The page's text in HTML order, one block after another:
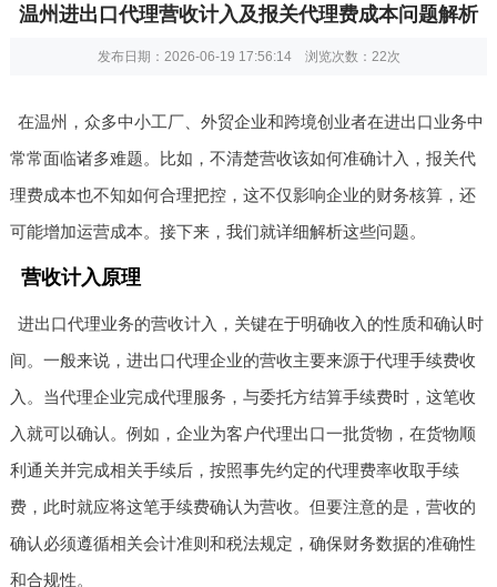
温州进出口代理营收计入及报关代理费成本问题解析
发布日期：2026-06-19 17:56:14 浏览次数： 22次
在温州，众多中小工厂、外贸企业和跨境创业者在进出口业务中
常常面临诸多难题。比如，不清楚营收该如何准确计入，报关代
理费成本也不知如何合理把控，这不仅影响企业的财务核算，还
可能增加运营成本。接下来，我们就详细解析这些问题。
营收计入原理
进出口代理业务的营收计入，关键在于明确收入的性质和确认时
间。一般来说，进出口代理企业的营收主要来源于代理手续费收
入。当代理企业完成代理服务，与委托方结算手续费时，这笔收
入就可以确认。例如，企业为客户代理出口一批货物，在货物顺
利通关并完成相关手续后，按照事先约定的代理费率收取手续
费，此时就应将这笔手续费确认为营收。但要注意的是，营收的
确认必须遵循相关会计准则和税法规定，确保财务数据的准确性
和合规性。